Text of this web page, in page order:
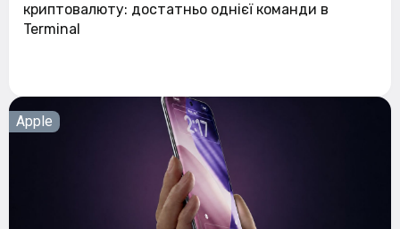
криптовалюту: достатньо однієї команди в
Terminal
Apple